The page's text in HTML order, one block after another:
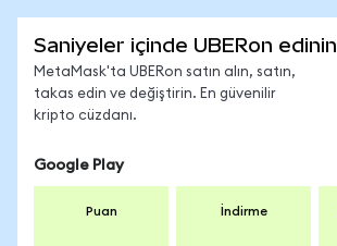
Saniyeler içinde UBERon edinin
MetaMask'ta UBERon satın alın, satın,
takas edin ve değiştirin. En güvenilir
kripto cüzdanı.
Google Play
Puan İndirme